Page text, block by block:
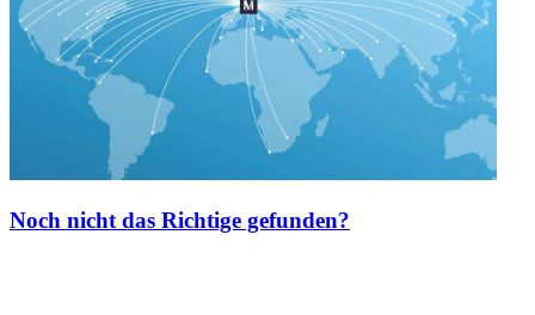
Noch nicht das Richtige gefunden?